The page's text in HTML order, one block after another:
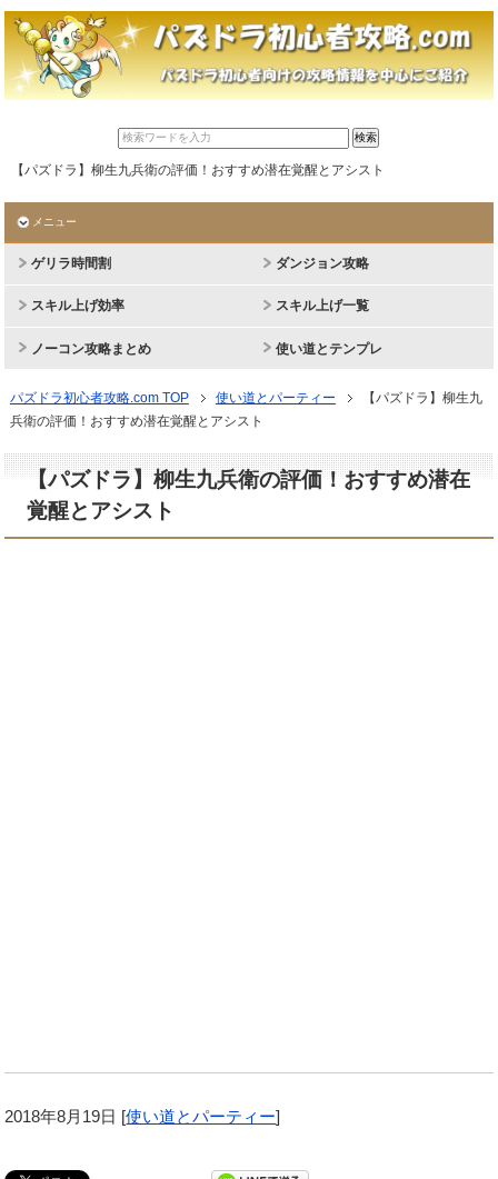
【パズドラ】柳生九兵衛の評価！おすすめ潜在覚醒とアシスト
メニュー
ゲリラ時間割 ダンジョン攻略
スキル上げ効率 スキル上げ一覧
ノーコン攻略まとめ 使い道とテンプレ
パズドラ初心者攻略.com TOP 使い道とパーティー
【パズドラ】柳生九
兵衛の評価！おすすめ潜在覚醒とアシスト
【パズドラ】柳生九兵衛の評価！おすすめ潜在
覚醒とアシスト
2018年8月19日 [使い道とパーティー]